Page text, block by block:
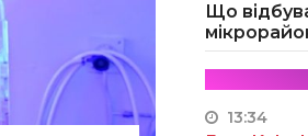
Що
13:34